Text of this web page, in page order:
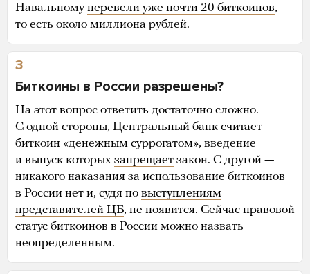
Навальномуперевели уже почти 20 биткоинов,
то есть около миллиона рублей.
3
Биткоины в России разрешены?
На этот вопрос ответить достаточно сложно.
С одной стороны, Центральный банк считает
биткоин «денежным суррогатом», введение
и выпуск которых запрещает закон. С другой —
никакого наказания за использование биткоинов
в России нет и, судя по выступлениям
представителей ЦБ, не появится. Сейчас правовой
статус биткоинов в России можно назвать
неопределенным.